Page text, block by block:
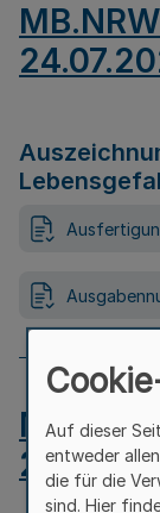
Auf dieser
entweder
die für die
sind. Hier